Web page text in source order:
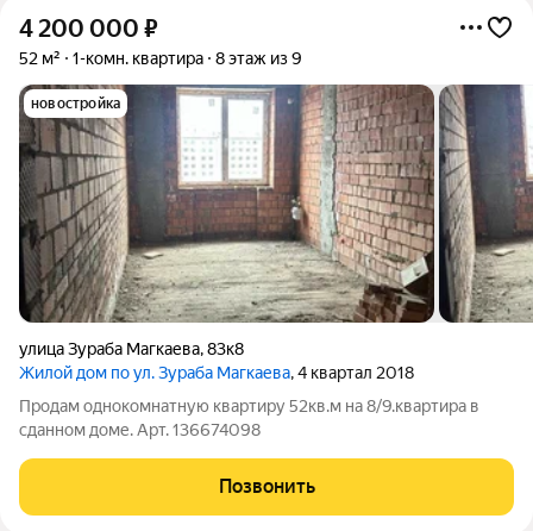
4 200 000 ₽
52 м² 1-комн. квартира 8 этаж из 9
новостройка
улица Зураба Магкаева,83к8
Жилой дом по ул. Зураба Магкаева, 4 квартал 2018
Продам однокомнатную квартиру 52кв.м на 8/9.квартира в
сданном доме. Арт. 136674098
Позвонить